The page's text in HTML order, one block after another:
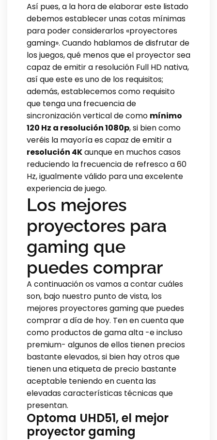
Así pues, a la hora de elaborar este listado
debemos establecer unas cotas mínimas
para poder considerarlos «proyectores
gaming». Cuando hablamos de disfrutar de
los juegos, qué menos que el proyector sea
capaz de emitir a resolución Full HD nativa,
así que este es uno de los requisitos;
además, establecemos como requisito
que tenga una frecuencia de
sincronización vertical de como mínimo
120 Hz a resolución 1080p, si bien como
veréis la mayoría es capaz de emitir a
resolución 4Kaunque en muchos casos
reduciendo la frecuencia de refresco a 60
Hz, igualmente válido para una excelente
experiencia de juego.
Los mejores
proyectores para
gaming que
puedes comprar
A continuación os vamos a contar cuáles
son, bajo nuestro punto de vista, los
mejores proyectores gaming que puedes
comprar a día de hoy. Ten en cuenta que
como productos de gama alta -e incluso
premium- algunos de ellos tienen precios
bastante elevados, si bien hay otros que
tienen una etiqueta de precio bastante
aceptable teniendo en cuenta las
elevadas características técnicas que
presentan.
Optoma UHD51, el mejor
proyector gaming